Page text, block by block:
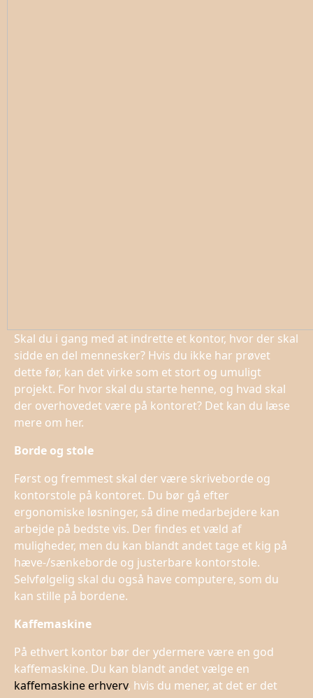
Skal du i gang med at indrette et kontor, hvor der skal
sidde en del mennesker? Hvis du ikke har prøvet
dette før, kan det virke som et stort og umuligt
projekt. For hvor skal du starte henne, og hvad skal
der overhovedet være på kontoret? Det kan du læse
mere om her.
Borde og stole
Først og fremmest skal der være skriveborde og
kontorstole på kontoret. Du bør gå efter
ergonomiske løsninger, så dine medarbejdere kan
arbejde på bedste vis. Der findes et væld af
muligheder, men du kan blandt andet tage et kig på
hæve-/sænkeborde og justerbare kontorstole.
Selvfølgelig skal du også have computere, som du
kan stille på bordene.
Kaffemaskine
På ethvert kontor bør der ydermere være en god
kaffemaskine. Du kan blandt andet vælge en
kaffemaskine erhverv, hvis du mener, at det er det